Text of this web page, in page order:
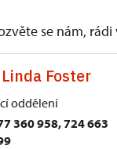
se nám,
Foster
oddělení
360 958, 724 663